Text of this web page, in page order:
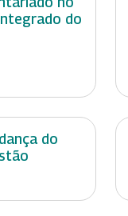
do
do